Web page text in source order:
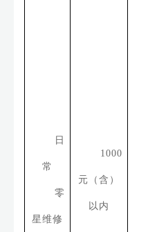
日
常
零
星维修
1000
元（含）
以内